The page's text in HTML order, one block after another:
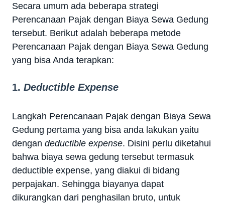
Secara umum ada beberapa strategi
Perencanaan Pajak dengan Biaya Sewa Gedung
tersebut. Berikut adalah beberapa metode
Perencanaan Pajak dengan Biaya Sewa Gedung
yang bisa Anda terapkan:
1. Deductible Expense
Langkah Perencanaan Pajak dengan Biaya Sewa
Gedung pertama yang bisa anda lakukan yaitu
dengan deductible expense. Disini perlu diketahui
bahwa biaya sewa gedung tersebut termasuk
deductible expense, yang diakui di bidang
perpajakan. Sehingga biayanya dapat
dikurangkan dari penghasilan bruto, untuk